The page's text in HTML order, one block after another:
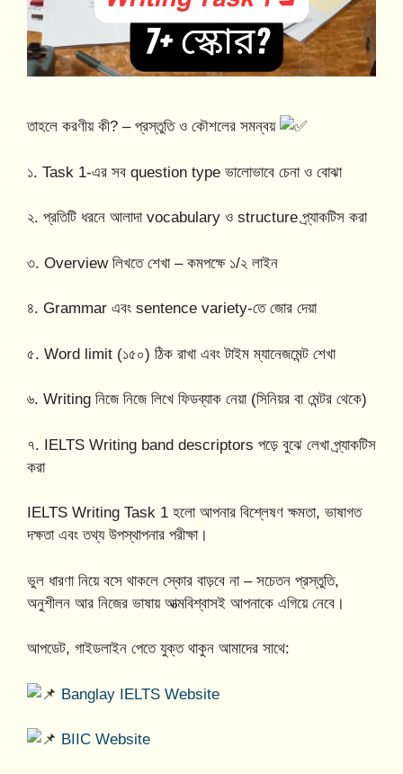
তাহলে করণীয় কী? – প্রস্তুতি ও কৌশলের সমন্বয়
১. Task 1-এর সব question type ভালোভাবে চেনা ও বোঝা
২. প্রতিটি ধরনে আলাদা vocabulary ও structure প্র্যাকটিস করা
৩. Overview লিখতে শেখা – কমপক্ষে ১/২ লাইন
৪. Grammar এবং sentence variety-তে জোর দেয়া
৫. Word limit (১৫০) ঠিক রাখা এবং টাইম ম্যানেজমেন্ট শেখা
৬. Writing নিজে নিজে লিখে ফিডব্যাক নেয়া (সিনিয়র বা মেন্টর থেকে)
৭. IELTS Writing band descriptors পড়ে বুঝে লেখা প্র্যাকটিস
করা
IELTS Writing Task 1 হলো আপনার বিশ্লেষণ ক্ষমতা, ভাষাগত
দক্ষতা এবং তথ্য উপস্থাপনার পরীক্ষা।
ভুল ধারণা নিয়ে বসে থাকলে স্কোর বাড়বে না – সচেতন প্রস্তুতি,
অনুশীলন আর নিজের ভাষায় আত্মবিশ্বাসই আপনাকে এগিয়ে নেবে।
আপডেট, গাইডলাইন পেতে যুক্ত থাকুন আমাদের সাথে:
Banglay IELTS Website
BIIC Website